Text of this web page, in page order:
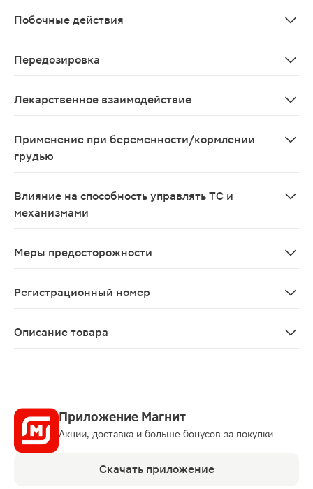
Побочные действия
Передозировка
Лекарственное взаимодействие
Применение при беременности/кормлении
грудью
Влияние на способность управлять ТС и
механизмами
Меры предосторожности
Регистрационный номер
Описание товара
Приложение Магнит
Акции, доставка и больше бонусов за покупки
Скачать приложение